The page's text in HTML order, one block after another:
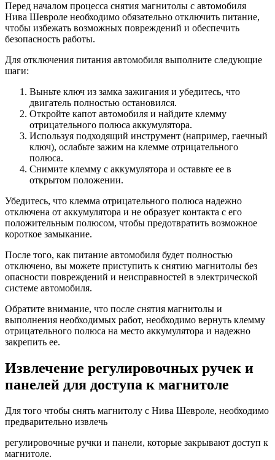
Перед началом процесса снятия магнитолы с автомобиля
Нива Шевроле необходимо обязательно отключить питание,
чтобы избежать возможных повреждений и обеспечить
безопасность работы.
Для отключения питания автомобиля выполните следующие
шаги:
Выньте ключ из замка зажигания и убедитесь, что
двигатель полностью остановился.
Откройте капот автомобиля и найдите клемму
отрицательного полюса аккумулятора.
Используя подходящий инструмент (например, гаечный
ключ), ослабьте зажим на клемме отрицательного
полюса.
Снимите клемму с аккумулятора и оставьте ее в
открытом положении.
Убедитесь, что клемма отрицательного полюса надежно
отключена от аккумулятора и не образует контакта с его
положительным полюсом, чтобы предотвратить возможное
короткое замыкание.
После того, как питание автомобиля будет полностью
отключено, вы можете приступить к снятию магнитолы без
опасности повреждений и неисправностей в электрической
системе автомобиля.
Обратите внимание, что после снятия магнитолы и
выполнения необходимых работ, необходимо вернуть клемму
отрицательного полюса на место аккумулятора и надежно
закрепить ее.
Извлечение регулировочных ручек и
панелей для доступа к магнитоле
Для того чтобы снять магнитолу с Нива Шевроле, необходимо
предварительно извлечь
регулировочные ручки и панели, которые закрывают доступ к
магнитоле.